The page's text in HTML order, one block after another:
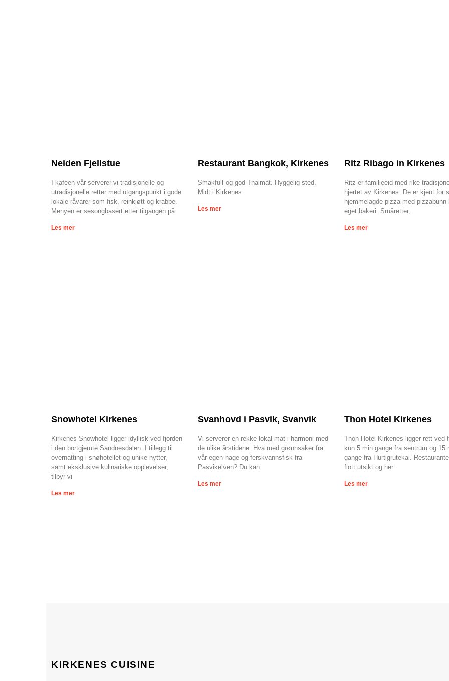
Neiden Fjellstue
I kafeen vår serverer vi tradisjonelle og
utradisjonelle retter med utgangspunkt i gode
lokale råvarer som fisk, reinkjøtt og krabbe.
Menyen er sesongbasert etter tilgangen på
Les mer
Restaurant Bangkok, Kirkenes
Smakfull og god Thaimat. Hyggelig sted.
Midt i Kirkenes
Les mer
Ritz Ribago in Kirkenes
Ritz er familieeid med rike
hjertet av Kirkenes. De er kjent for
hjemmelagde pizza med pizzabunn
eget bakeri. Småretter,
Les mer
Snowhotel Kirkenes
Kirkenes Snowhotel ligger idyllisk ved fjorden
i den bortgjemte Sandnesdalen. I tillegg til
overnatting i snøhotellet og unike hytter,
samt eksklusive kulinariske opplevelser,
tilbyr vi
Les mer
Svanhovd i Pasvik, Svanvik
Vi serverer en rekke lokal mat i harmoni med
de ulike årstidene. Hva med grønnsaker fra
vår egen hage og ferskvannsfisk fra
Pasvikelven? Du kan
Les mer
Thon Hotel Kirkenes
Thon Hotel Kirkenes ligger rett ved
kun 5 min gange fra sentrum og 15
gange fra Hurtigrutekai.
flott utsikt og her
Les mer
KIRKENES CUISINE